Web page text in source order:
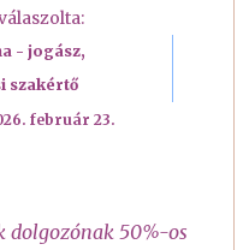
- jogász,
szakértő
február 23.
dolgozónak 50%-os